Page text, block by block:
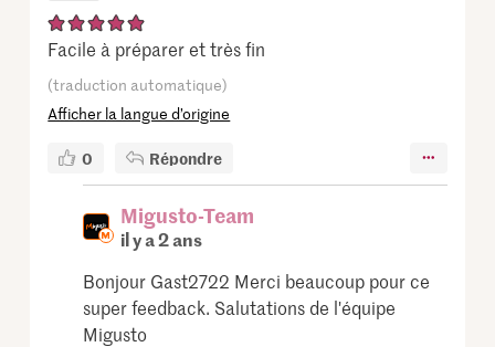
Facile à préparer et très fin
(traduction automatique)
Afficher la langue d’origine
0 Répondre
Migusto-Team
il y a 2 ans
Bonjour Gast2722 Merci beaucoup pour ce
super feedback. Salutations de l'équipe
Migusto